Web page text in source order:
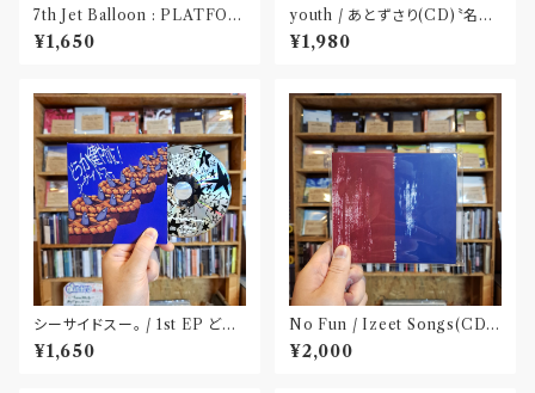
7th Jet Balloon : PLATFOR
M SPLIT EP(CD)〝長野〟×
〝大阪〟
¥1,650
youth / あとずさり(CD)〝名古
屋〟
¥1,980
シーサイドスー。 / 1st EP どう
か健やかに！(CD)〝静岡県三島
市〟
¥1,650
No Fun / Izeet Songs(CD)
〝京都〟
¥2,000